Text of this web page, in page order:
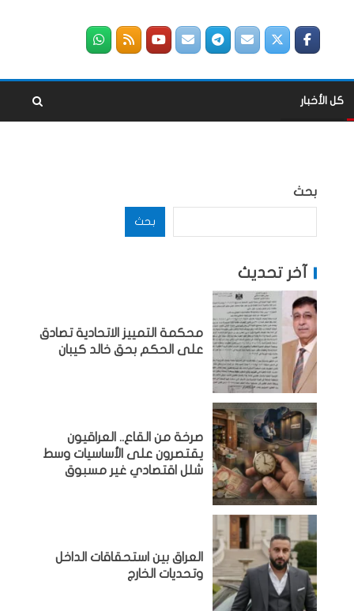
كل الأخبار
بحث
بحث
آخر تحديث
محكمة التمييز الاتحادية تصادق
على الحكم بحق خالد كيبان
صرخة من القاع.. العراقيون
يقتصرون على الأساسيات وسط
شلل اقتصادي غير مسبوق
‏العراق بين استحقاقات الداخل
وتحديات الخارج